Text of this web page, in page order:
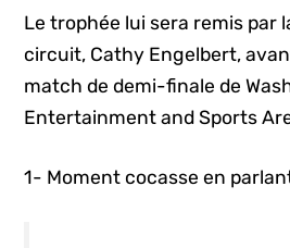
Le trophée lui sera remis par
circuit, Cathy Engelbert,
match de demi-finale de
Entertainment and Sports
1- Moment cocasse en